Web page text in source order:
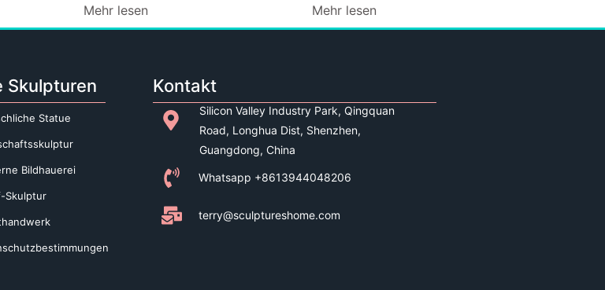
Mehr lesen Mehr lesen
Skulpturen
Statue
Bildhauerei
Skulptur
Kontakt
Silicon Valley Industry Park, Qingquan
Road, Longhua Dist, Shenzhen,
Guangdong, China
Whatsapp +8613944048206
terry@sculptureshome.com